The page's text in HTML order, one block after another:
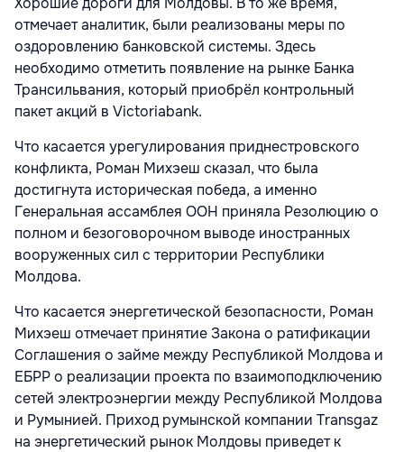
отмечает аналитик, были реализованы меры по
оздоровлению банковской системы. Здесь
необходимо отметить появление на рынке Банка
Трансильвания, который приобрёл контрольный
пакет акций в Victoriabank.
Что касается урегулирования приднестровского
конфликта, Роман Михэеш сказал, что была
достигнута историческая победа, а именно
Генеральная ассамблея ООН приняла Резолюцию о
полном и безоговорочном выводе иностранных
вооруженных сил с территории Республики
Молдова.
Что касается энергетической безопасности, Роман
Михэеш отмечает принятие Закона о ратификации
Соглашения о займе между Республикой Молдова и
ЕБРР о реализации проекта по взаимоподключению
сетей электроэнергии между Республикой Молдова
и Румынией. Приход румынской компании Transgaz
на энергетический рынок Молдовы приведет к